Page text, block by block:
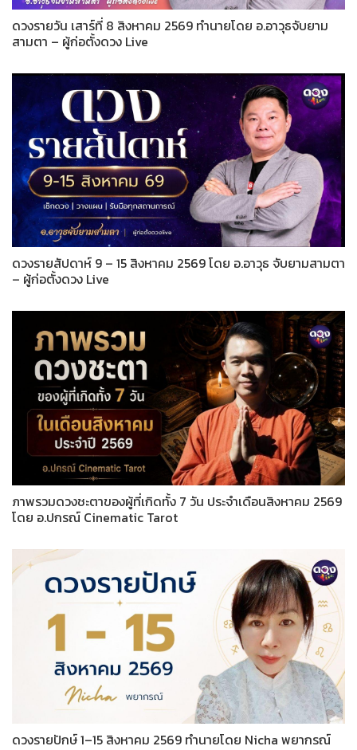
ดวงรายวัน เสาร์ที่ 8 สิงหาคม 2569 ทำนายโดย อ.อาวุธจับยาม
สามตา – ผู้ก่อตั้งดวง Live
ดวงรายสัปดาห์ 9 – 15 สิงหาคม 2569 โดย อ.อาวุธ จับยามสามตา
– ผู้ก่อตั้งดวง Live
ภาพรวมดวงชะตาของผู้ที่เกิดทั้ง 7 วัน ประจำเดือนสิงหาคม 2569
โดย อ.ปกรณ์ Cinematic Tarot
ดวงรายปักษ์ 1–15 สิงหาคม 2569 ทำนายโดย Nicha พยากรณ์